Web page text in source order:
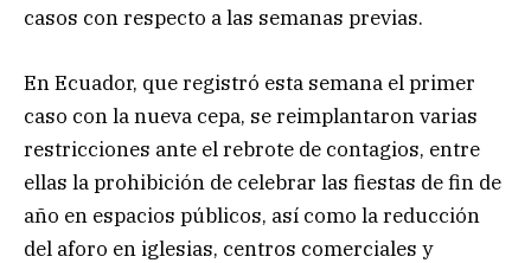
casos con respecto a las semanas previas.
En Ecuador, que registró esta semana el primer
caso con la nueva cepa, se reimplantaron varias
restricciones ante el rebrote de contagios, entre
ellas la prohibición de celebrar las fiestas de fin de
año en espacios públicos, así como la reducción
del aforo en iglesias, centros comerciales y